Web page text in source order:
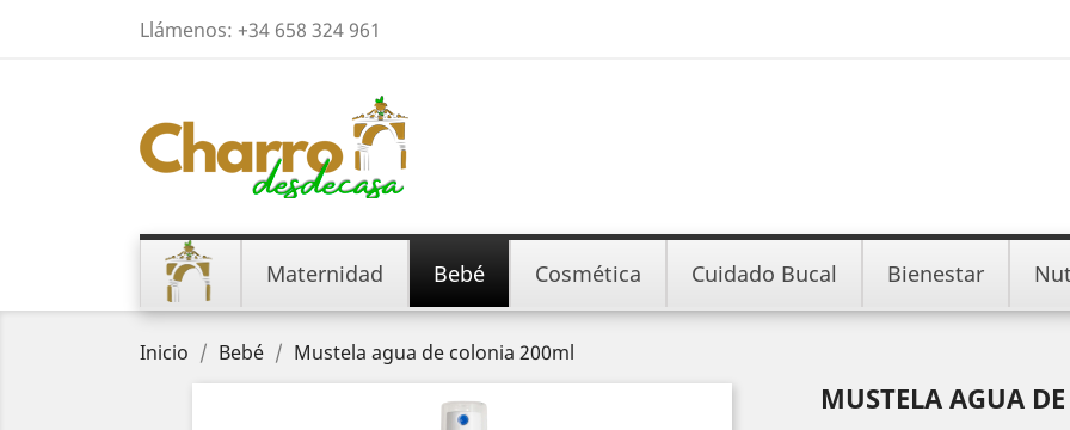
Llámenos: +34 658 324 961
Maternidad Bebé Cosmética Cuidado Bucal Bienestar
Inicio Bebé Mustela agua de colonia 200ml
MUSTELA AGUA